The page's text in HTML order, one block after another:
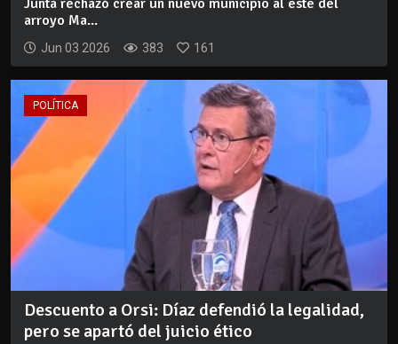
arroyo Ma...
Jun 03 2026 383 161
POLÍTICA
Descuento a Orsi: Díaz defendió la legalidad,
pero se apartó del juicio ético